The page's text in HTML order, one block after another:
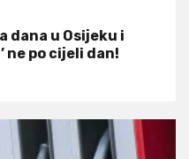
dana u Osijeku i
ne po cijeli dan!